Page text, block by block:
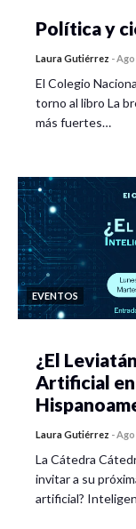
Política y
Laura Gutiérrez -Ago
El Colegio
torno al libro La
más fuertes…
EVENTOS
¿El
Artificial
Laura Gutiérrez -Ago
La Cátedra
invitar a su
artificial?